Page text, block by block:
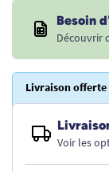
Besoin
Découvrir
Livraison offerte
Voir les